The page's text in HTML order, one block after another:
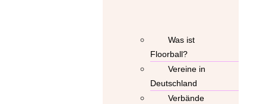
Was ist
Floorball?
Vereine in
Deutschland
Verbände